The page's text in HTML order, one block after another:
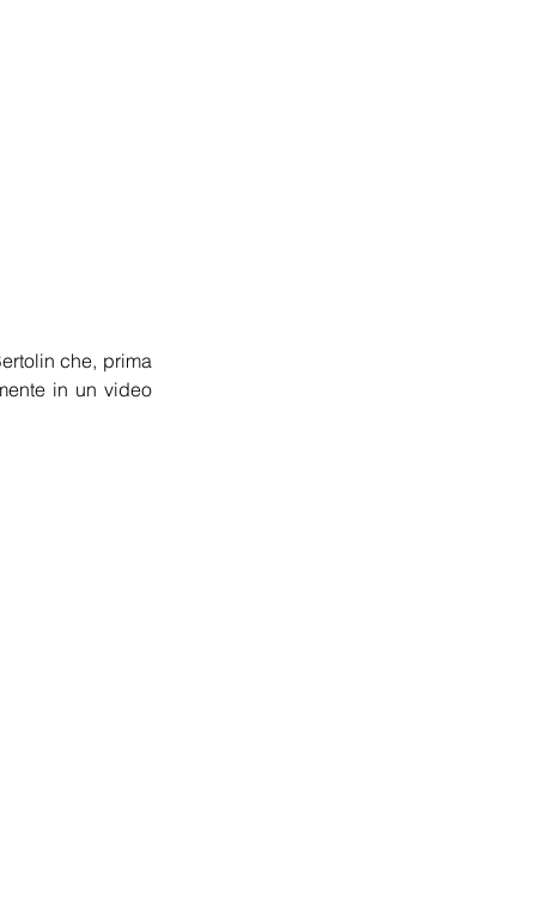
che, prima
in un video